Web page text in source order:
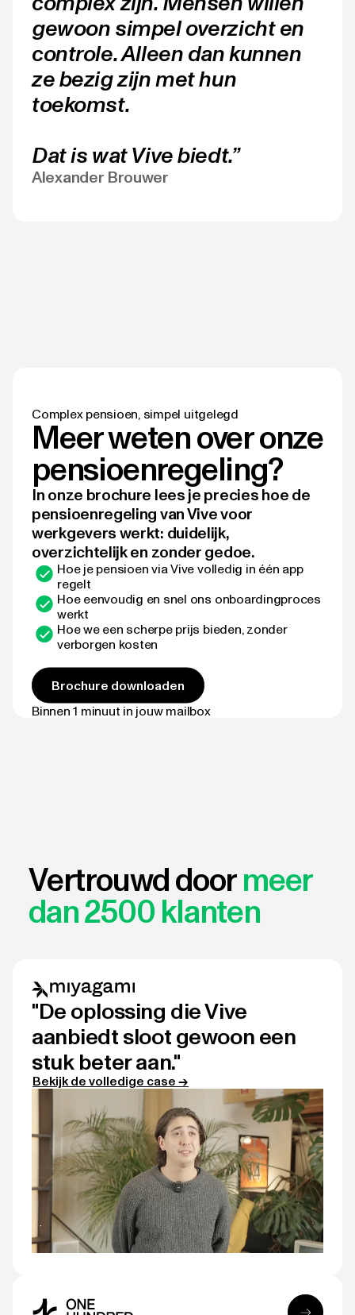
gewoon simpel overzicht en
controle. Alleen dan kunnen
ze bezig zijn met hun
toekomst.
Dat is wat Vive biedt.”
Alexander Brouwer
Complex pensioen, simpel uitgelegd
Meer weten over onze
pensioenregeling?
In onze brochure lees je precies hoe de
pensioenregeling van Vive voor
werkgevers werkt: duidelijk,
overzichtelijk en zonder gedoe.
Hoe je pensioen via Vive volledig in één app
regelt
Hoe eenvoudig en snel ons onboardingproces
werkt
Hoe we een scherpe prijs bieden, zonder
verborgen kosten
Brochure downloaden
Binnen 1 minuut in jouw mailbox
Vertrouwd doormeer
dan 2500 klanten
"De oplossing die Vive
aanbiedt sloot gewoon een
stuk beter aan."
Bekijk de volledige case →